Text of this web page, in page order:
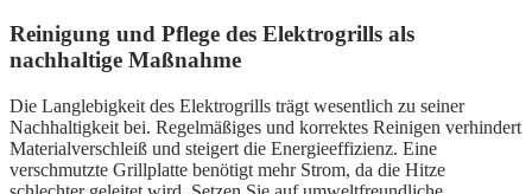
Reinigung und Pflege des Elektrogrills als
nachhaltige Maßnahme
Die Langlebigkeit des Elektrogrills trägt wesentlich zu seiner
Nachhaltigkeit bei. Regelmäßiges und korrektes Reinigen verhindert
Materialverschleiß und steigert die Energieeffizienz. Eine
verschmutzte Grillplatte benötigt mehr Strom, da die Hitze